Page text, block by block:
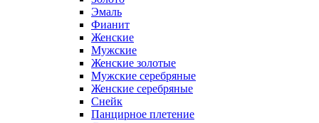
Эмаль
Фианит
Женские
Мужские
Женские золотые
Мужские серебряные
Женские серебряные
Снейк
Панцирное плетение